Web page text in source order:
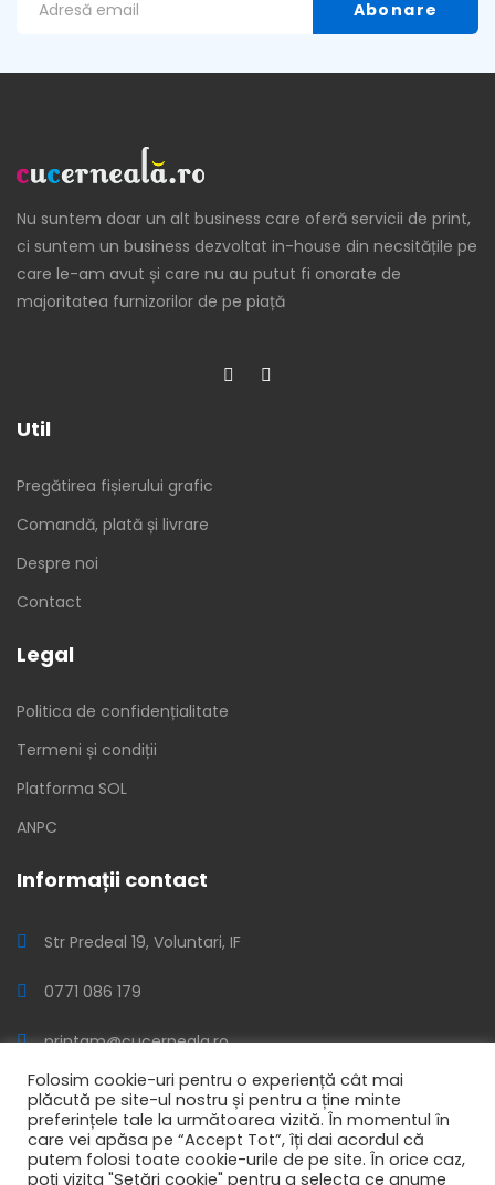
Nu suntem doar un alt business care oferă servicii de print,
ci suntem un business dezvoltat in-house din necsitățile pe
care le-am avut și care nu au putut fi onorate de
majoritatea furnizorilor de pe piață
Util
Pregătirea fișierului grafic
Comandă, plată și livrare
Despre noi
Contact
Legal
Politica de confidențialitate
Termeni și condiții
Platforma SOL
ANPC
Informații contact
Str Predeal 19, Voluntari, IF
0771 086 179
printam@cucerneala.ro
Luni - Vineri: 10:00 - 18:00
Lansat în anul 2019 în România | Susținut de cei iubitori de
Folosim cookie-uri pentru o experiență cât mai
plăcută pe site-ul nostru și pentru a ține minte
preferințele tale la următoarea vizită. În momentul în
care vei apăsa pe “Accept Tot”, îți dai acordul că
putem folosi toate cookie-urile de pe site. În orice caz,
poți vizita "Setări cookie" pentru a selecta ce anume